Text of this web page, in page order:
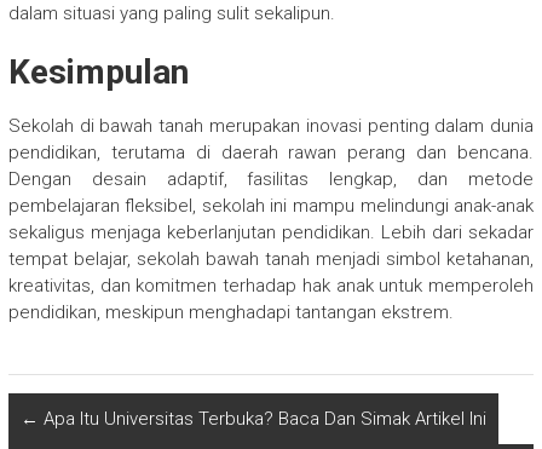
dalam situasi yang paling sulit sekalipun.
Kesimpulan
Sekolah di bawah tanah merupakan inovasi penting dalam dunia
pendidikan, terutama di daerah rawan perang dan bencana.
Dengan desain adaptif, fasilitas lengkap, dan metode
pembelajaran fleksibel, sekolah ini mampu melindungi anak-anak
sekaligus menjaga keberlanjutan pendidikan. Lebih dari sekadar
tempat belajar, sekolah bawah tanah menjadi simbol ketahanan,
kreativitas, dan komitmen terhadap hak anak untuk memperoleh
pendidikan, meskipun menghadapi tantangan ekstrem.
← Apa Itu Universitas Terbuka? Baca Dan Simak Artikel Ini